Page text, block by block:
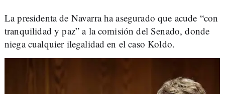
La presidenta de Navarra ha asegurado que acude “con
tranquilidad y paz” a la comisión del Senado, donde
niega cualquier ilegalidad en el caso Koldo.